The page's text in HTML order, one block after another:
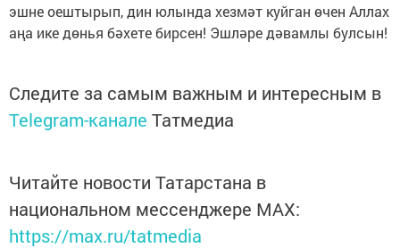
эшне оештырып, дин юлында хезмәт куйган өчен Аллах
аңа ике дөнья бәхете бирсен! Эшләре дәвамлы булсын!
Следите за самым важным и интересным в
Telegram-канале Татмедиа
Читайте новости Татарстана в
национальном мессенджере MАХ:
https://max.ru/tatmedia